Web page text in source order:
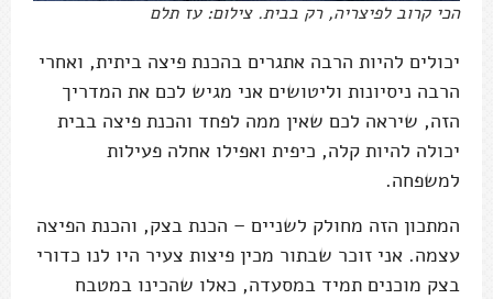
הכי קרוב לפיצריה, רק בבית. צילום: עז תלם
יכולים להיות הרבה אתגרים בהכנת פיצה ביתית, ואחרי
הרבה ניסיונות וליטושים אני מגיש לכם את המדריך
הזה, שיראה לכם שאין ממה לפחד והכנת פיצה בבית
יכולה להיות קלה, כיפית ואפילו אחלה פעילות
למשפחה.
המתכון הזה מחולק לשניים – הכנת בצק, והכנת הפיצה
עצמה. אני זוכר שבתור מכין פיצות צעיר היו לנו כדורי
בצק מוכנים תמיד במסעדה, כאלו שהכינו במטבח